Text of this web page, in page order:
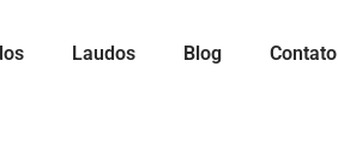
Laudos Blog Contato